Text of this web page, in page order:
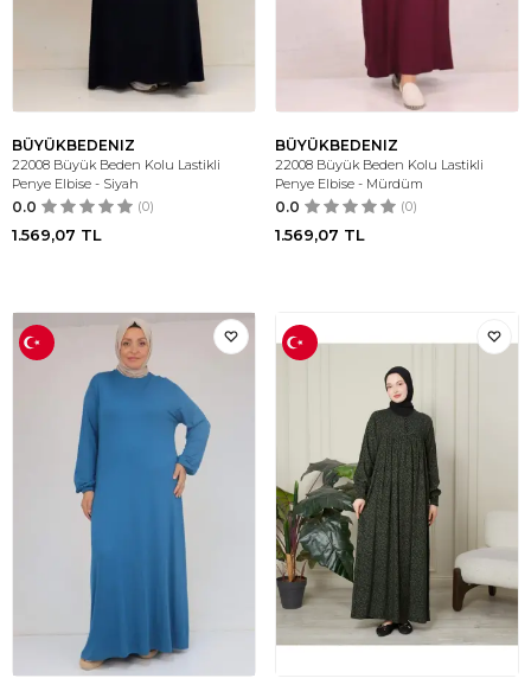
BÜYÜKBEDENIZ
22008 Büyük Beden Kolu Lastikli
Penye Elbise - Siyah
0.0 (0)
1.569,07 TL
BÜYÜKBEDENIZ
22008 Büyük Beden Kolu Lastikli
Penye Elbise - Mürdüm
0.0 (0)
1.569,07 TL